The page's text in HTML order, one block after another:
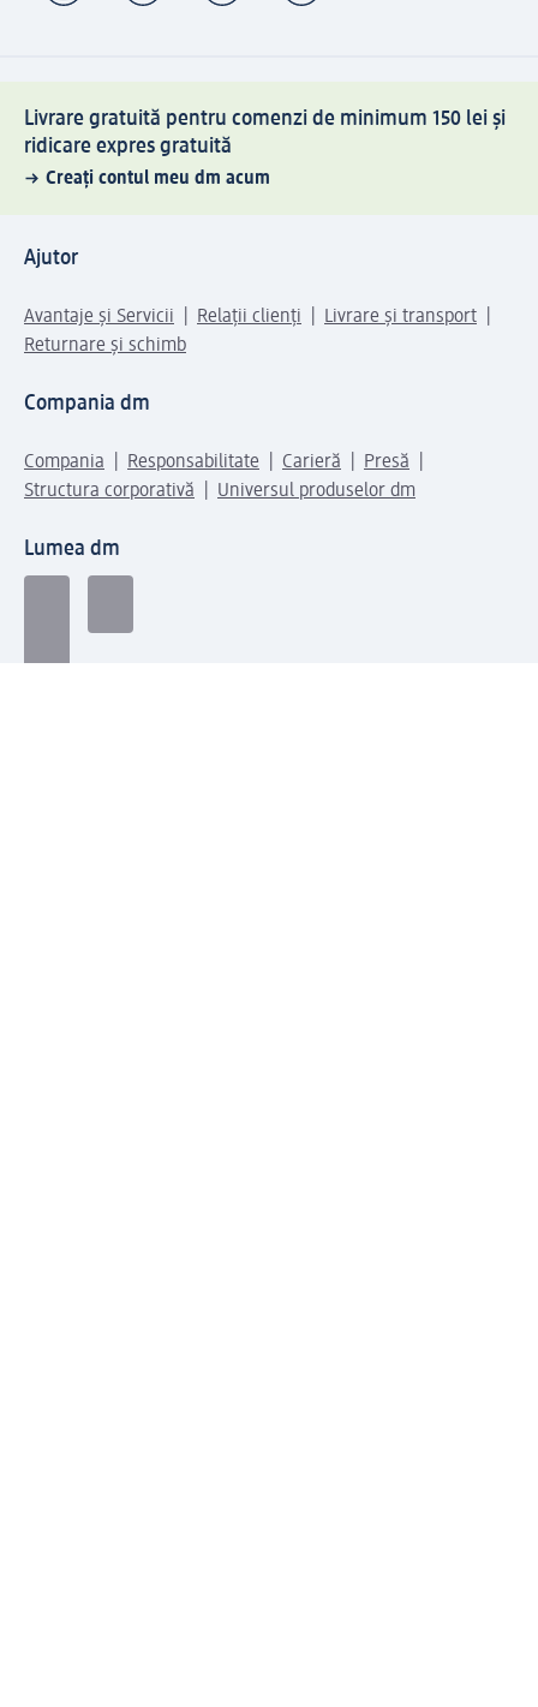
Livrare gratuită pentru comenzi de minimum 150 lei și
ridicare expres gratuită
Creați contul meu dm acum
Ajutor
Avantaje și Servicii Relații clienți
Livrare și transport
Returnare și schimb
Compania dm
Compania Responsabilitate Carieră
Presă
Structura corporativă
Universul produselor dm
Lumea dm